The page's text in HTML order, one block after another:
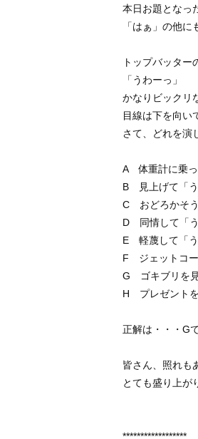
本日お題となっ
「はぁ」の他に
トップバッター
「うわーっ」
かなりビックリ
目線は下を向い
さて、どれを演
A 体重計に乗っ
B 見上げて「う
C おどろかそう
D 同情して「う
E 軽蔑して「う
F ジェットコー
G ゴキブリを見
H プレゼントを
正解は・・・G
皆さん、照れも
とても盛り上が
******************